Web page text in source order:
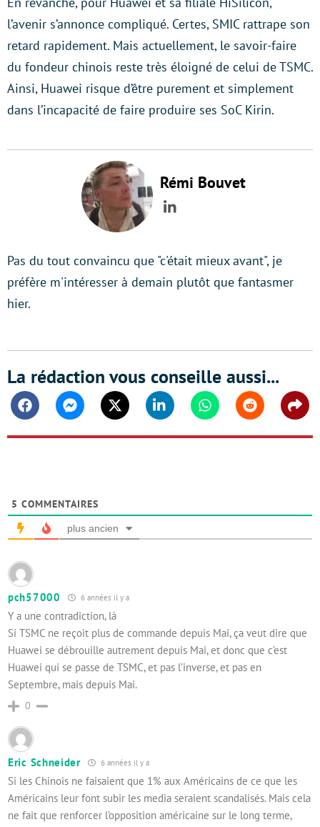
l’avenir s’annonce compliqué. Certes, SMIC rattrape son
retard rapidement. Mais actuellement, le savoir-faire
du fondeur chinois reste très éloigné de celui de TSMC.
Ainsi, Huawei risque d’être purement et simplement
dans l’incapacité de faire produire ses SoC Kirin.
Rémi Bouvet
LinkedIn
Pas du tout convaincu que "c'était mieux avant", je
préfère m'intéresser à demain plutôt que fantasmer
hier.
La rédaction vous conseille aussi...
FacebookMessengerTwitter Linkedin WhatsappReddit
5 COMMENTAIRES
plus ancien
pch57000 6 années il y a
Y a une contradiction, là
Si TSMC ne reçoit plus de commande depuis Mai, ça veut dire que
Huawei se débrouille autrement depuis Mai, et donc que c’est
Huawei qui se passe de TSMC, et pas l’inverse, et pas en
Septembre, mais depuis Mai.
0
Eric Schneider 6 années il y a
Si les Chinois ne faisaient que 1% aux Américains de ce que les
Américains leur font subir les media seraient scandalisés. Mais cela
ne fait que renforcer l’opposition américaine sur le long terme,